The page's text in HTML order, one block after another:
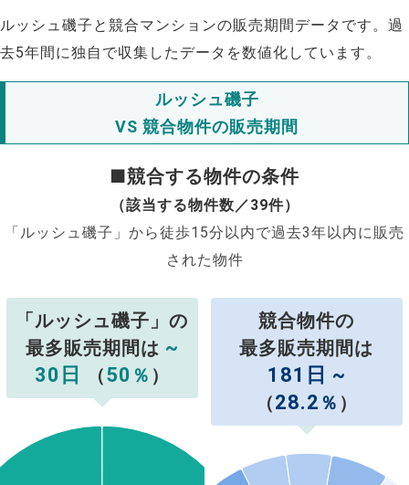
ルッシュ磯子と競合マンションの販売期間データです。過
去5年間に独自で収集したデータを数値化しています。
ルッシュ磯子
VS 競合物件の販売期間
■競合する物件の条件
（該当する物件数／39件）
「ルッシュ磯子」から徒歩15分以内で過去3年以内に販売
された物件
「ルッシュ磯子」の
最多販売期間は ~
30日
（50 ％ ）
競合物件の
最多販売期間は
181日 ~
（28.2 ％ ）